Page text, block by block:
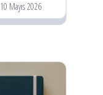
10 Mayıs 2026